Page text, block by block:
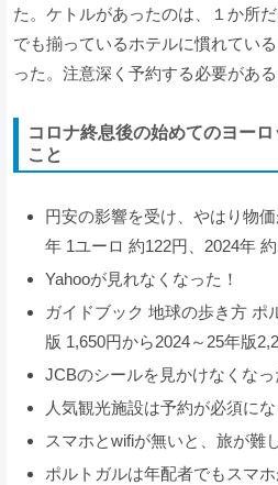
た。ケトルがあったのは、１か所
でも揃っているホテルに慣れてい
った。注意深く予約する必要がある
コロナ終息後の始めてのヨー
こと
円安の影響を受け、やはり物
年 1ユーロ 約122円、2024年 約
Yahooが見れなくなった！
ガイドブック 地球の歩き方 ポ
版 1,650円から2024～25年版
JCBのシールを見かけなくなっ
人気観光施設は予約が必須にな
スマホとwifiが無いと、旅が難
ポルトガルは年配者でもスマホ